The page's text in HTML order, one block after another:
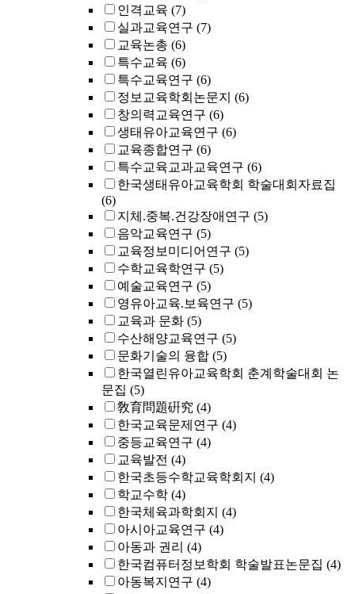
인격교육 (7)
실과교육연구 (7)
교육논총 (6)
특수교육 (6)
특수교육연구 (6)
정보교육학회논문지 (6)
창의력교육연구 (6)
생태유아교육연구 (6)
교육종합연구 (6)
특수교육교과교육연구 (6)
한국생태유아교육학회 학술대회자료집
(6)
지체.중복.건강장애연구 (5)
음악교육연구 (5)
교육정보미디어연구 (5)
수학교육학연구 (5)
예술교육연구 (5)
영유아교육.보육연구 (5)
교육과 문화 (5)
수산해양교육연구 (5)
문화기술의 융합 (5)
한국열린유아교육학회 춘계학술대회 논
문집 (5)
敎育問題硏究 (4)
한국교육문제연구 (4)
중등교육연구 (4)
교육발전 (4)
한국초등수학교육학회지 (4)
학교수학 (4)
한국체육과학회지 (4)
아시아교육연구 (4)
아동과 권리 (4)
한국컴퓨터정보학회 학술발표논문집 (4)
아동복지연구 (4)